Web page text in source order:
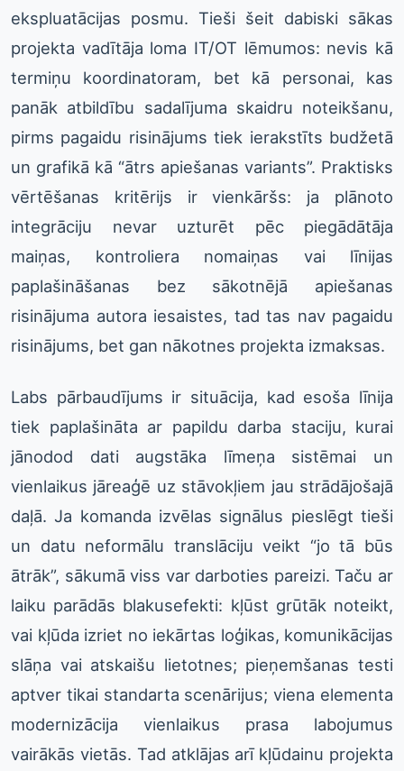
ekspluatācijas posmu. Tieši šeit dabiski sākas
projekta vadītāja loma IT/OT lēmumos: nevis kā
termiņu koordinatoram, bet kā personai, kas
panāk atbildību sadalījuma skaidru noteikšanu,
pirms pagaidu risinājums tiek ierakstīts budžetā
un grafikā kā “ātrs apiešanas variants”. Praktisks
vērtēšanas kritērijs ir vienkāršs: ja plānoto
integrāciju nevar uzturēt pēc piegādātāja
maiņas, kontroliera nomaiņas vai līnijas
paplašināšanas bez sākotnējā apiešanas
risinājuma autora iesaistes, tad tas nav pagaidu
risinājums, bet gan nākotnes projekta izmaksas.
Labs pārbaudījums ir situācija, kad esoša līnija
tiek paplašināta ar papildu darba staciju, kurai
jānodod dati augstāka līmeņa sistēmai un
vienlaikus jāreaģē uz stāvokļiem jau strādājošajā
daļā. Ja komanda izvēlas signālus pieslēgt tieši
un datu neformālu translāciju veikt “jo tā būs
ātrāk”, sākumā viss var darboties pareizi. Taču ar
laiku parādās blakusefekti: kļūst grūtāk noteikt,
vai kļūda izriet no iekārtas loģikas, komunikācijas
slāņa vai atskaišu lietotnes; pieņemšanas testi
aptver tikai standarta scenārijus; viena elementa
modernizācija vienlaikus prasa labojumus
vairākās vietās. Tad atklājas arī kļūdainu projekta